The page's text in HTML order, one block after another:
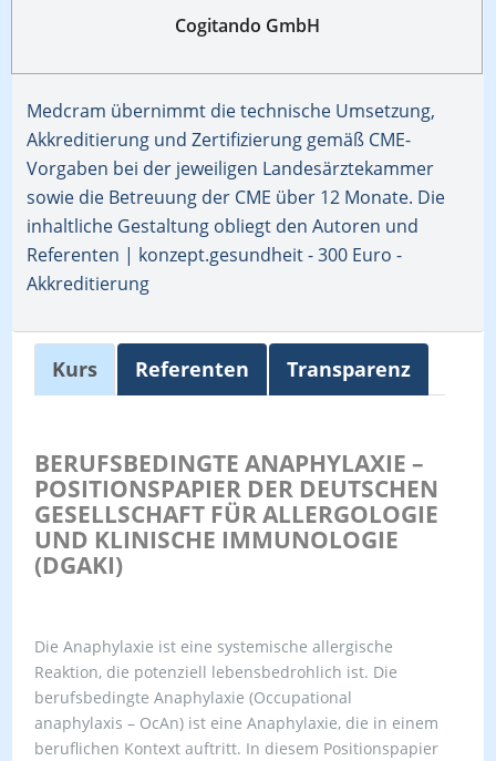
Cogitando GmbH
Medcram übernimmt die technische Umsetzung,
Akkreditierung und Zertifizierung gemäß CME-
Vorgaben bei der jeweiligen Landesärztekammer
sowie die Betreuung der CME über 12 Monate. Die
inhaltliche Gestaltung obliegt den Autoren und
Referenten | konzept.gesundheit - 300 Euro -
Akkreditierung
Kurs Referenten Transparenz
BERUFSBEDINGTE ANAPHYLAXIE –
POSITIONSPAPIER DER DEUTSCHEN
GESELLSCHAFT FÜR ALLERGOLOGIE
UND KLINISCHE IMMUNOLOGIE
(DGAKI)
Die Anaphylaxie ist eine systemische allergische
Reaktion, die potenziell lebensbedrohlich ist. Die
berufsbedingte Anaphylaxie (Occupational
anaphylaxis – OcAn) ist eine Anaphylaxie, die in einem
beruflichen Kontext auftritt. In diesem Positionspapier